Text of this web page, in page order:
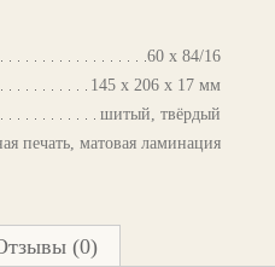
60 х 84/16
145 х 206 х 17 мм
шитый, твёрдый
печать, матовая ламинация
(0)